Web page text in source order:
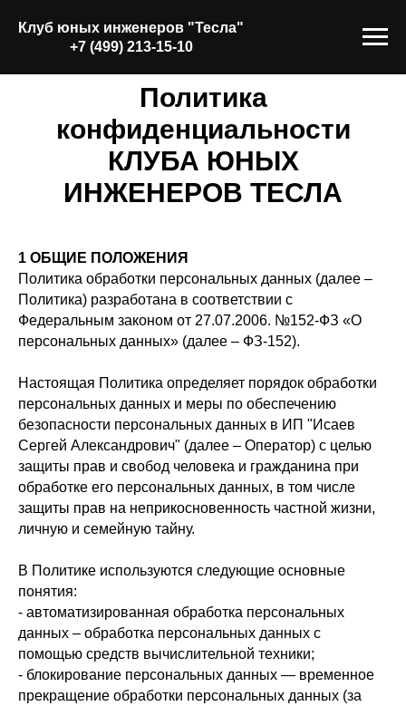
Клуб юных инженеров "Тесла"
+7 (499) 213-15-10
Политика
конфиденциальности
КЛУБА ЮНЫХ
ИНЖЕНЕРОВ ТЕСЛА
1 ОБЩИЕ ПОЛОЖЕНИЯ
Политика обработки персональных данных (далее –
Политика) разработана в соответствии с
Федеральным законом от 27.07.2006. №152-ФЗ «О
персональных данных» (далее – ФЗ-152).
Настоящая Политика определяет порядок обработки
персональных данных и меры по обеспечению
безопасности персональных данных в ИП "Исаев
Сергей Александрович" (далее – Оператор) с целью
защиты прав и свобод человека и гражданина при
обработке его персональных данных, в том числе
защиты прав на неприкосновенность частной жизни,
личную и семейную тайну.
В Политике используются следующие основные
понятия:
- автоматизированная обработка персональных
данных – обработка персональных данных с
помощью средств вычислительной техники;
- блокирование персональных данных — временное
прекращение обработки персональных данных (за